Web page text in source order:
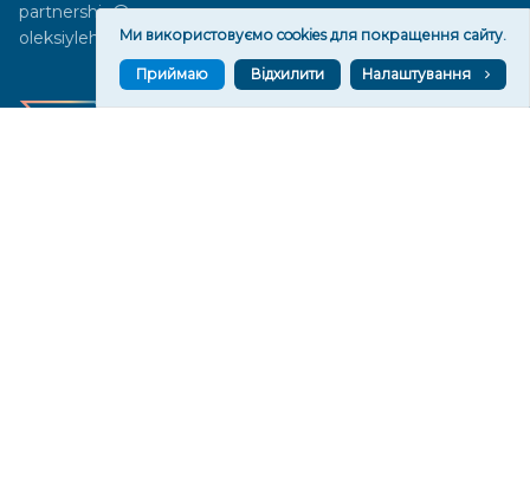
partnership@vgoru.org
oleksiylehen@vgoru.orgМи використовуємо cookies для покращення сайту.
Приймаю Відхилити Налаштування